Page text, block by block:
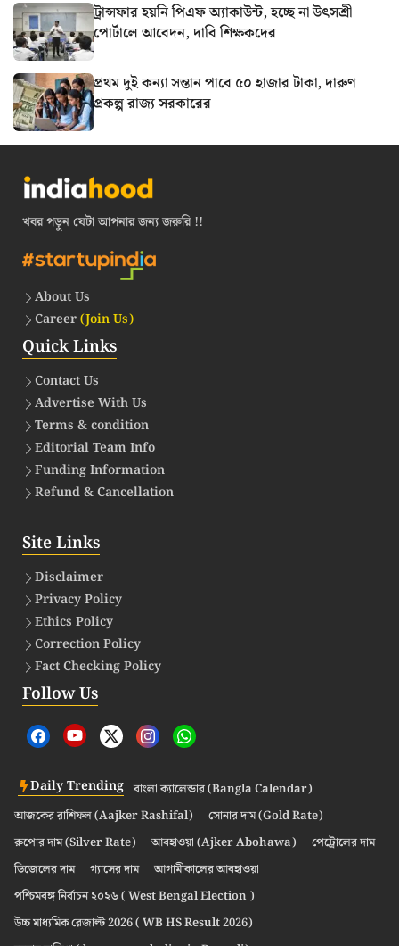
ট্রান্সফার হয়নি পিএফ অ্যাকাউন্ট, হচ্ছে না উৎসশ্রী
পোর্টালে আবেদন, দাবি শিক্ষকদের
প্রথম দুই কন্যা সন্তান পাবে ৫০ হাজার টাকা, দারুণ
প্রকল্প রাজ্য সরকারের
খবর পড়ুন যেটা আপনার জন্য জরুরি !!
About Us
Career(Join Us)
Quick Links
Contact Us
Advertise With Us
Terms & condition
Editorial Team Info
Funding Information
Refund & Cancellation
Site Links
Disclaimer
Privacy Policy
Ethics Policy
Correction Policy
Fact Checking Policy
Follow Us
Daily Trending বাংলা ক্যালেন্ডার (Bangla Calendar)
আজকের রাশিফল (Aajker Rashifal)
সোনার দাম (Gold Rate)
রুপোর দাম (Silver Rate)
আবহাওয়া (Ajker Abohawa)
পেট্রোলের দাম
ডিজেলের দাম
গ্যাসের দাম
আগামীকালের আবহাওয়া
পশ্চিমবঙ্গ নির্বাচন ২০২৬ ( West Bengal Election )
উচ্চ মাধ্যমিক রেজাল্ট 2026 ( WB HS Result 2026)